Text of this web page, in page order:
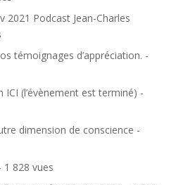
2021 Podcast Jean-Charles
témoignages d’appréciation. -
ICI (l’évènement est terminé) -
dimension de conscience -
828 vues